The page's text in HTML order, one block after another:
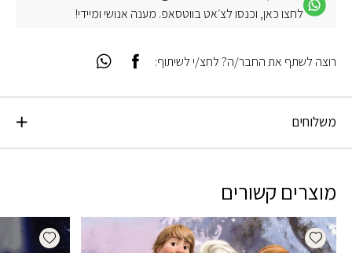
לחצו כאן, וכנסו לצ׳אט בווטסאפ. מענה אנושי ומיידי!
משלוחים
רוצה לשתף את החבר/ה? לחצ/י לשיתוף:
מוצרים קשורים
Add wishlist
wishlist